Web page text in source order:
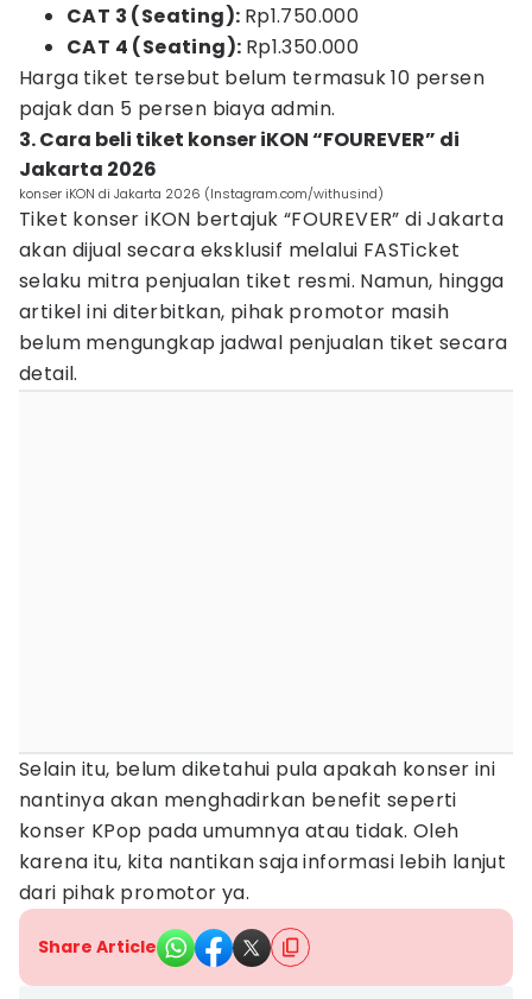
CAT 3 (Seating): Rp1.750.000
CAT 4 (Seating): Rp1.350.000
Harga tiket tersebut belum termasuk 10 persen
pajak dan 5 persen biaya admin.
3. Cara beli tiket konser iKON “FOUREVER” di
Jakarta 2026
konser iKON di Jakarta 2026 (Instagram.com/withusind)
Tiket konser iKON bertajuk “FOUREVER” di Jakarta
akan dijual secara eksklusif melalui FASTicket
selaku mitra penjualan tiket resmi. Namun, hingga
artikel ini diterbitkan, pihak promotor masih
belum mengungkap jadwal penjualan tiket secara
detail.
Selain itu, belum diketahui pula apakah konser ini
nantinya akan menghadirkan benefit seperti
konser KPop pada umumnya atau tidak. Oleh
karena itu, kita nantikan saja informasi lebih lanjut
dari pihak promotor ya.
Share Article